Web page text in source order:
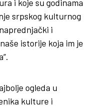
i koje su godinama
srpskog kulturnog
i
istorije koja im je
ogleda u
kulture i